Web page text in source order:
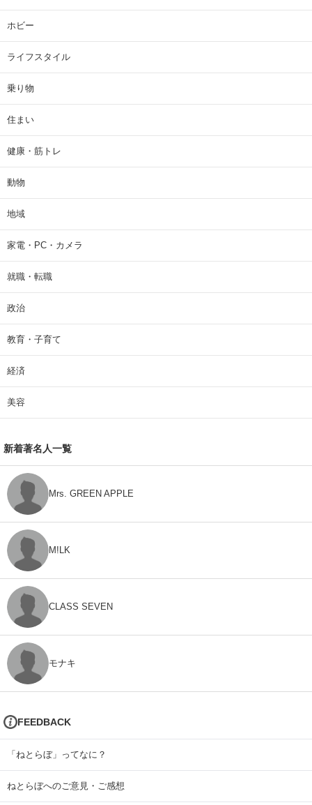
ホビー
ライフスタイル
乗り物
住まい
健康・筋トレ
動物
地域
家電・PC・カメラ
就職・転職
政治
教育・子育て
経済
美容
新着著名人一覧
Mrs. GREEN APPLE
M!LK
CLASS SEVEN
モナキ
FEEDBACK
「ねとらぼ」ってなに？
ねとらぼへのご意見・ご感想